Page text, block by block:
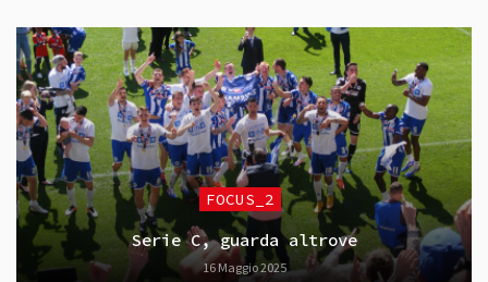
FOCUS_2
Serie C, guarda altrove
16 Maggio 2025